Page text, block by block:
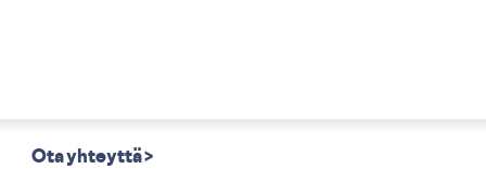
Ota yhteyttä >